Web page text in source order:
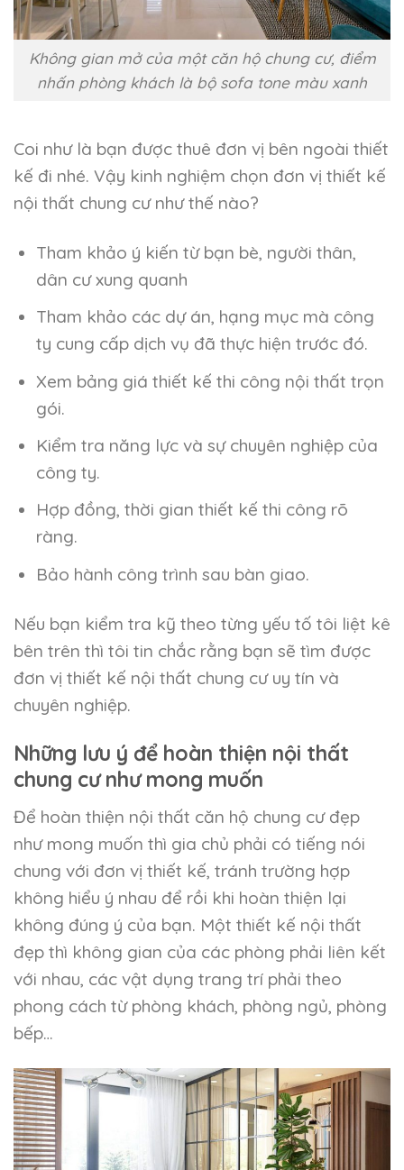
Không gian mở của một căn hộ chung cư, điểm
nhấn phòng khách là bộ sofa tone màu xanh
Coi như là bạn được thuê đơn vị bên ngoài thiết
kế đi nhé. Vậy kinh nghiệm chọn đơn vị thiết kế
nội thất chung cư như thế nào?
Tham khảo ý kiến từ bạn bè, người thân,
dân cư xung quanh
Tham khảo các dự án, hạng mục mà công
ty cung cấp dịch vụ đã thực hiện trước đó.
Xem bảng giá thiết kế thi công nội thất trọn
gói.
Kiểm tra năng lực và sự chuyên nghiệp của
công ty.
Hợp đồng, thời gian thiết kế thi công rõ
ràng.
Bảo hành công trình sau bàn giao.
Nếu bạn kiểm tra kỹ theo từng yếu tố tôi liệt kê
bên trên thì tôi tin chắc rằng bạn sẽ tìm được
đơn vị thiết kế nội thất chung cư uy tín và
chuyên nghiệp.
Những lưu ý để hoàn thiện nội thất
chung cư như mong muốn
Để hoàn thiện nội thất căn hộ chung cư đẹp
như mong muốn thì gia chủ phải có tiếng nói
chung với đơn vị thiết kế, tránh trường hợp
không hiểu ý nhau để rồi khi hoàn thiện lại
không đúng ý của bạn. Một thiết kế nội thất
đẹp thì không gian của các phòng phải liên kết
với nhau, các vật dụng trang trí phải theo
phong cách từ phòng khách, phòng ngủ, phòng
bếp…